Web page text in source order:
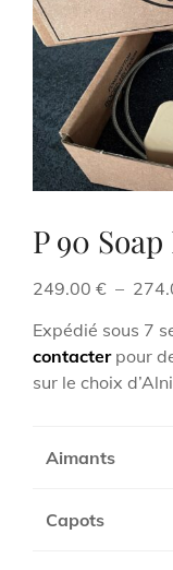
P 90
249.00 € –
Expédié sous 7
contacter pour
sur le choix
Aimants
Capots